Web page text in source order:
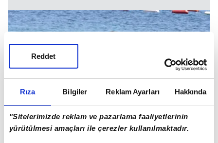
Rıza Bilgiler Reklam Ayarları Hakkında
"Sitelerimizde reklam ve pazarlama faaliyetlerinin
yürütülmesi amaçları ile çerezler kullanılmaktadır.
Reddet